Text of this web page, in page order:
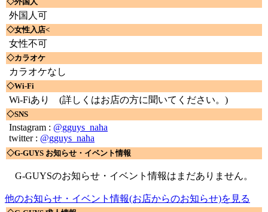
外国人可
◇女性入店<
女性不可
◇カラオケ
カラオケなし
◇Wi-Fi
Wi-Fiあり (詳しくはお店の方に聞いてください。)
◇SNS
Instagram : @gguys_naha
twitter : @gguys_naha
◇G-GUYS お知らせ・イベント情報
G-GUYSのお知らせ・イベント情報はまだありません。
他のお知らせ・イベント情報(お店からのお知らせ)を見る